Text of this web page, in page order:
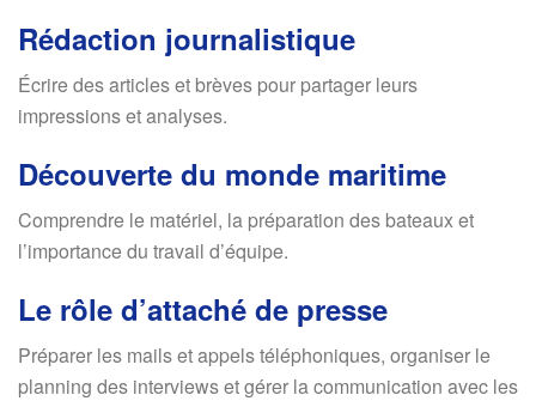
Rédaction journalistique
Écrire des articles et brèves pour partager leurs
impressions et analyses.
Découverte du monde maritime
Comprendre le matériel, la préparation des bateaux et
l’importance du travail d’équipe.
Le rôle d’attaché de presse
Préparer les mails et appels téléphoniques, organiser le
planning des interviews et gérer la communication avec les